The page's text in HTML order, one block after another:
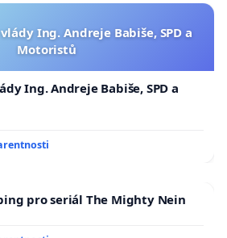
Ing. Andreje Babiše, SPD a
Motoristů
Ing. Andreje Babiše, SPD a
pro seriál The Mighty Nein